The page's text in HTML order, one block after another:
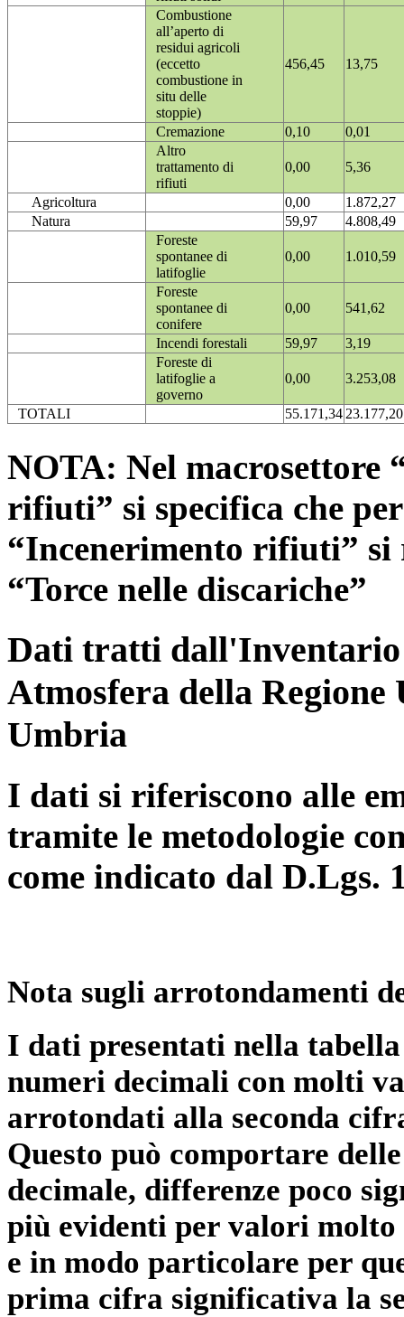
Combustione
all’aperto di
residui agricoli
(eccetto
combustione in
situ delle
stoppie)
456,45 13,75
Cremazione 0,10
0,01
Altro
trattamento di
rifiuti
0,00 5,36
Agricoltura 0,00
1.872,27
Natura
59,97
4.808,49
Foreste
spontanee di
latifoglie
0,00 1.010,59
Foreste
spontanee di
conifere
0,00 541,62
Incendi forestali 59,97
3,19
Foreste di
latifoglie a
governo
0,00 3.253,08
TOTALI 55.171,3423.177,20
NOTA: Nel macrosettore
rifiuti” si specifica che
“Incenerimento rifiuti”
“Torce nelle discariche”
Dati tratti dall'Inventario
Atmosfera della
Umbria
I dati si riferiscono alle
tramite le metodologie
come indicato dal D.Lgs.
Nota sugli arrotondamenti
I dati presentati nella
numeri decimali con molti
arrotondati alla seconda
Questo può comportare
decimale, differenze poco
più evidenti per valori
e in modo particolare per
prima cifra significativa la